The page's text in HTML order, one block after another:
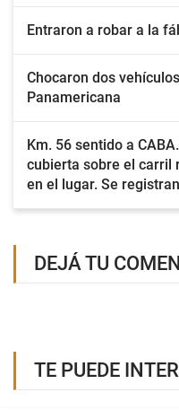
Entraron a robar a la
Chocaron dos
Panamericana
Km. 56 sentido a
cubierta sobre el carril
en el lugar. Se
DEJÁ TU
TE PUEDE